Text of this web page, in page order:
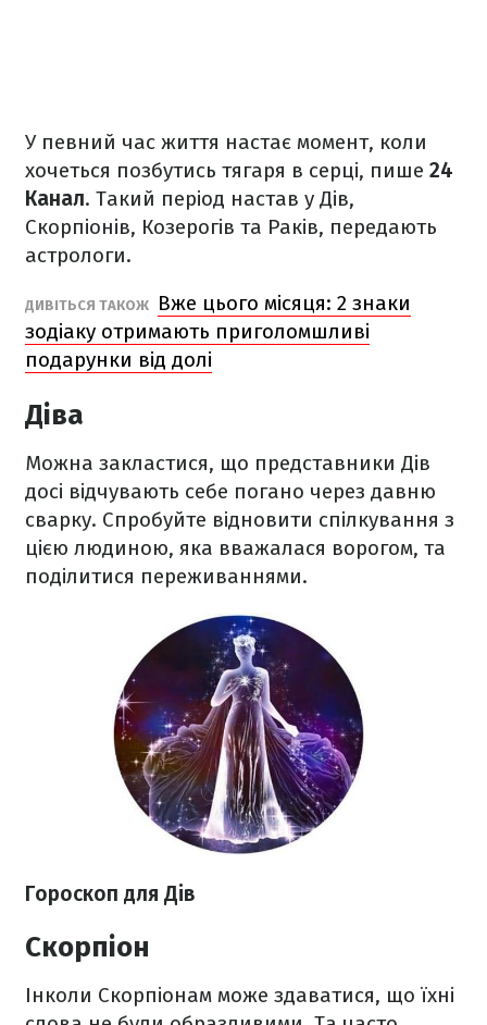
У певний час життя настає момент, коли
хочеться позбутись тягаря в серці, пише 24
Канал. Такий період настав у Дів,
Скорпіонів, Козерогів та Раків, передають
астрологи.
ДИВІТЬСЯ ТАКОЖ
Вже цього місяця: 2 знаки
зодіаку отримають приголомшливі
подарунки від долі
Діва
Можна закластися, що представники Дів
досі відчувають себе погано через давню
сварку. Спробуйте відновити спілкування з
цією людиною, яка вважалася ворогом, та
поділитися переживаннями.
Гороскоп для Дів
Скорпіон
Інколи Скорпіонам може здаватися, що їхні